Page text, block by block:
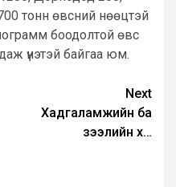
тонн өвсний нөөцтэй
боодолтой өвс
үнэтэй байгаа юм.
Next
Хадгаламжийн ба
зээлийн хүү…